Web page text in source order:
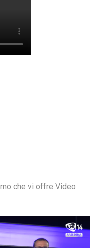
che vi offre Video